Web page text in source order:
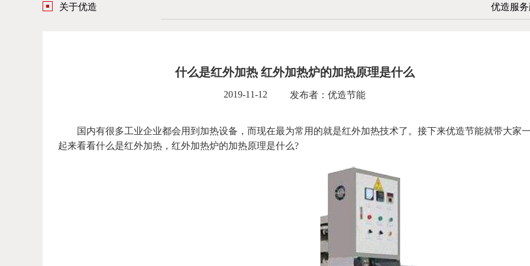
关于优造 优造服
什么是红外加热 红外加热炉的加热原理是什么
2019-11-12 发布者：优造节能
国内有很多工业企业都会用到加热设备，而现在最为常用的就是红外加热技术了。接下来优造节能就带大家
起来看看什么是红外加热，红外加热炉的加热原理是什么?